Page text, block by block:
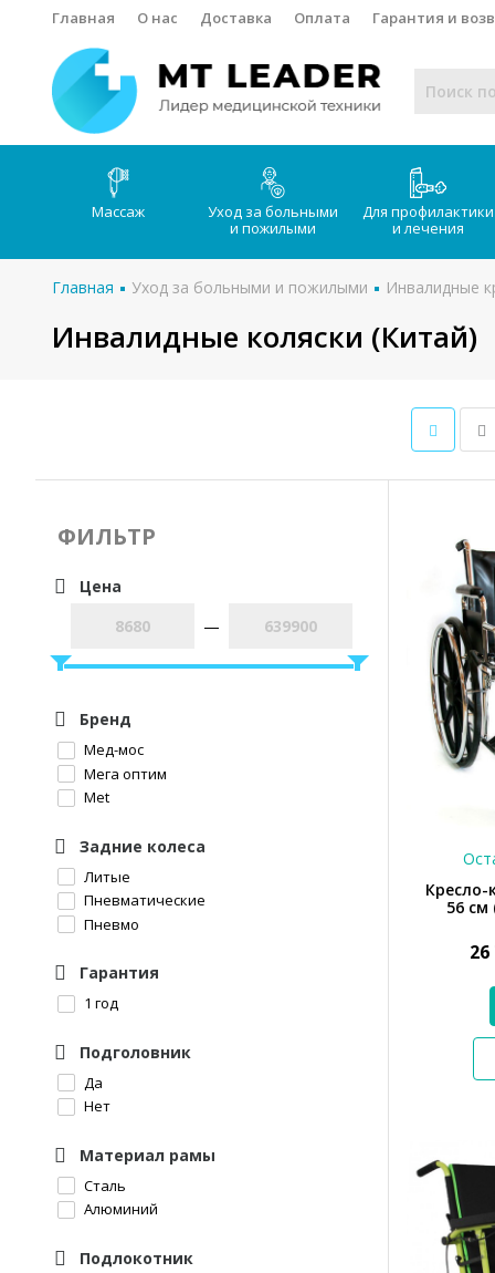
Главная О нас Доставка Оплата Гарантия и
Массаж
Уход за больными
и пожилыми
Для профилактики
и лечения
Главная Уход за больными и пожилыми Инвалидные
Инвалидные коляски (Китай)
ФИЛЬТР
Цена
—
Бренд
Мед-мос
Мега оптим
Met
Задние колеса
Литые
Пневматические
Пневмо
Гарантия
1 год
Подголовник
Да
Нет
Материал рамы
Сталь
Алюминий
Подлокотник
Кресло-
56 см
26